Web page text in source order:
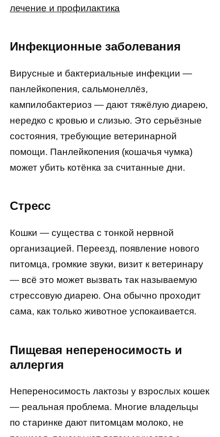
лечение и профилактика
Инфекционные заболевания
Вирусные и бактериальные инфекции —
панлейкопения, сальмонеллёз,
кампилобактериоз — дают тяжёлую диарею,
нередко с кровью и слизью. Это серьёзные
состояния, требующие ветеринарной
помощи. Панлейкопения (кошачья чумка)
может убить котёнка за считанные дни.
Стресс
Кошки — существа с тонкой нервной
организацией. Переезд, появление нового
питомца, громкие звуки, визит к ветеринару
— всё это может вызвать так называемую
стрессовую диарею. Она обычно проходит
сама, как только животное успокаивается.
Пищевая непереносимость и
аллергия
Непереносимость лактозы у взрослых кошек
— реальная проблема. Многие владельцы
по старинке дают питомцам молоко, не